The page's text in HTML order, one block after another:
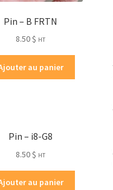
Pin – B FRTN
8.50$ HT
au panier
Pin – i8-G8
8.50$ HT
au panier